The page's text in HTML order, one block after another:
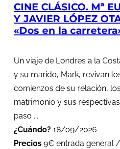
CINE CLÁSICO. Mª
Y JAVIER LÓPEZ
«Dos en la
Un viaje de Londres a la
y su marido, Mark, revivan
comienzos de su relación,
matrimonio y sus
paso ...
¿Cuándo? 18/09/2026
Precios 9€ entrada general